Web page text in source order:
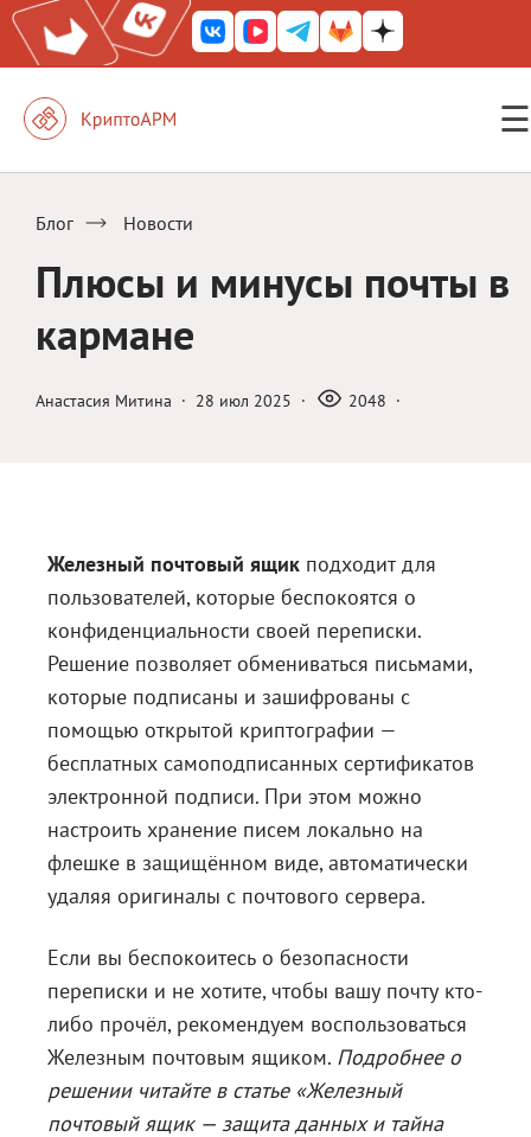
☰
Железный почтовый ящик
КриптоАРМ ID
Блог
Документация
Магазин
Полная версия сайта
Блог Новости
Плюсы и минусы почты в
кармане
Анастасия Митина · 28 июл 2025 · 2048 ·
Железный почтовый ящик подходит для
пользователей, которые беспокоятся о
конфиденциальности своей переписки.
Решение позволяет обмениваться письмами,
которые подписаны и зашифрованы с
помощью открытой криптографии —
бесплатных самоподписанных сертификатов
электронной подписи. При этом можно
настроить хранение писем локально на
флешке в защищённом виде, автоматически
удаляя оригиналы с почтового сервера.
Если вы беспокоитесь о безопасности
переписки и не хотите, чтобы вашу почту кто-
либо прочёл, рекомендуем воспользоваться
Железным почтовым ящиком. Подробнее о
решении читайте в статье «Железный
почтовый ящик — защита данных и тайна